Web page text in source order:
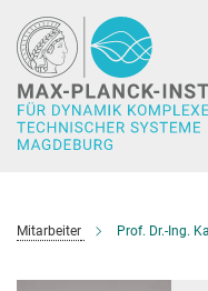
Hauptinhalt
Mitarbeiter Prof. Dr.-Ing.